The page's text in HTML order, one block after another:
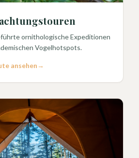
ornithologische Expeditionen
Vogelhotspots.
ansehen →